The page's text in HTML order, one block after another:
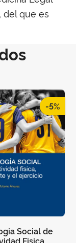
del que es
-5%
Social de
Fisica